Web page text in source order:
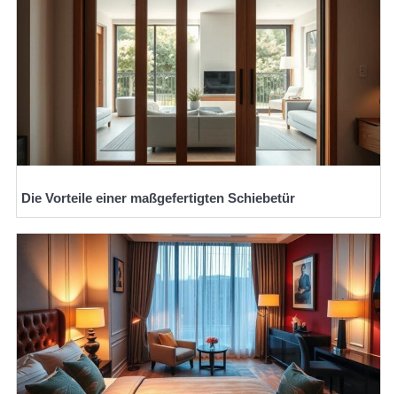
Die Vorteile einer maßgefertigten Schiebetür